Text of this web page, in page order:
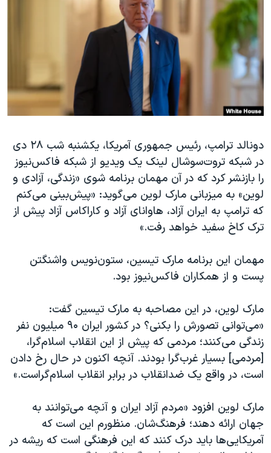
فرهنگ و زندگی
حقوق شهروندی
اقتصادی
علم و فناوری
آرشیو پخش زنده
مستندها
انتخابات ریاست جمهوری آمریکا ۲۰۲۴
حمله جمهوری اسلامی به اسرائیل
رمز مهسا
ورزش زنان در ایران
مجموعه مستندهای دادخواهی
تریبونال مردمی آبان ۹۸
دادگاه حمید نوری
چهل سال گروگان‌گیری
قانون شفافیت دارائی کادر رهبری ایران
اسرائیل در جنگ
همایش محافظه‌کاران آمریکا «سی‌پک»
صفحه‌های ویژه
سفر پرزیدنت ترامپ به چین
دنبال کنید
زبانهای مختلف
دونالد ترامپ، رئیس جمهوری آمریکا، یکشنبه شب ۲۸ دی
در شبکه تروت‌سوشال لینک یک ویدیو از شبکه فاکس‌نیوز
را بازنشر کرد که در آن مهمان برنامه شوی «زندگی، آزادی و
لوین» به میزبانی مارک‌ لوین می‌گوید: «پیش‌بینی می‌کنم
که ترامپ به ایران آزاد، هاوانای آزاد و کاراکاس آزاد پیش از
ترک کاخ سفید خواهد رفت.»
مهمان این برنامه مارک تیسین، ستون‌نویس واشنگتن‌
پست و از همکاران فاکس‌‌نیوز بود.
مارک لوین، در این مصاحبه به مارک تیسین گفت:
«می‌توانی تصورش را بکنی؟ در کشور ایران ۹۰ میلیون نفر
زندگی می‌کنند؛ مردمی که پیش از این انقلاب اسلام‌گرا،
[مردمی] بسیار غرب‌گرا بودند. آنچه اکنون در حال رخ دادن
است، در واقع یک ضدانقلاب در برابر انقلاب اسلام‌گراست.»
مارک لوین افزود «مردم آزاد ایران و آنچه می‌توانند به
جهان ارائه دهند؛ فرهنگ‌شان. منظورم این است که
آمریکایی‌ها باید درک کنند که این فرهنگی است که ریشه در